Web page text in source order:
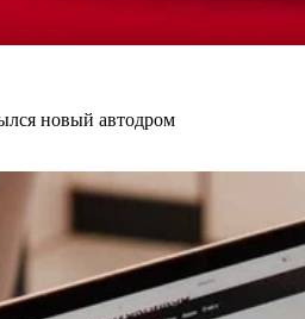
новый автодром